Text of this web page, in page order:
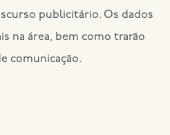
publicitário. Os dados
na área, bem como trarão
comunicação.